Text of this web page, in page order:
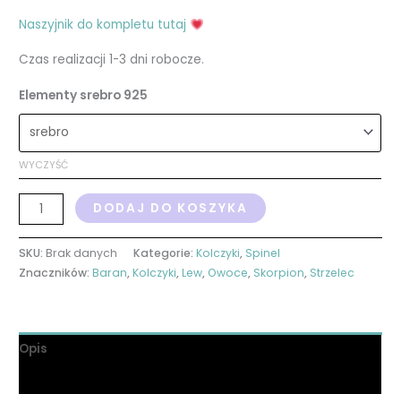
Naszyjnik do kompletu tutaj
Czas realizacji 1-3 dni robocze.
Elementy srebro 925
WYCZYŚĆ
DODAJ DO KOSZYKA
SKU: Brak danych Kategorie:Kolczyki, Spinel
Znaczników:Baran,Kolczyki,Lew, Owoce, Skorpion, Strzelec
Opis